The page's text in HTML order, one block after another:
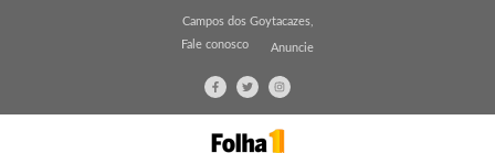
Campos dos Goytacazes,
Fale conosco
Anuncie